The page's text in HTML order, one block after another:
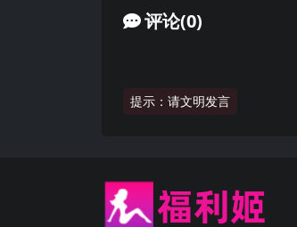
评论(0)
提示：请文明发言